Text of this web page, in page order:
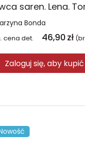
saren. Lena.
Bonda
cena det. 46,90 zł
Zaloguj się, aby kupić